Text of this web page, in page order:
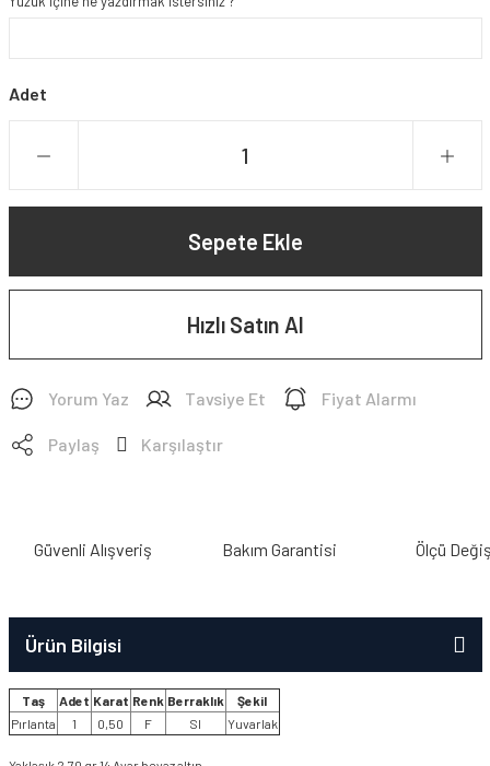
Adet
Sepete Ekle
Hızlı Satın Al
Yorum Yaz Tavsiye Et Fiyat Alarmı
Paylaş Karşılaştır
Güvenli Alışveriş Bakım Garantisi Ölçü
Ürün Bilgisi
Taş Adet Karat Renk Berraklık
Şekil
Pırlanta
1 0,50 F SI Yuvarlak